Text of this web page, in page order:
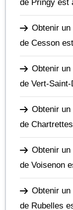
de Pringy est
Obtenir
de Cesson
Obtenir
de Vert-Saint-
Obtenir
de Chartrettes
Obtenir
de Voisenon
Obtenir
de Rubelles